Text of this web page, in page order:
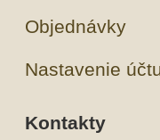
Objednávky
Nastavenie
Kontakty